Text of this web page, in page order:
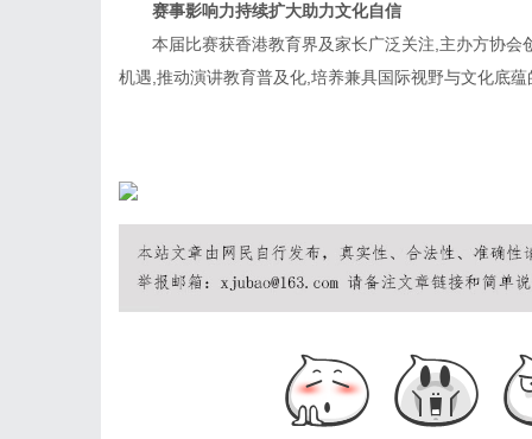
赛事影响力持续扩大助力文化自信
本届比赛获香港教育界及家长广泛关注,主办方协
机遇,推动演讲教育普及化,培养兼具国际视野与文化底